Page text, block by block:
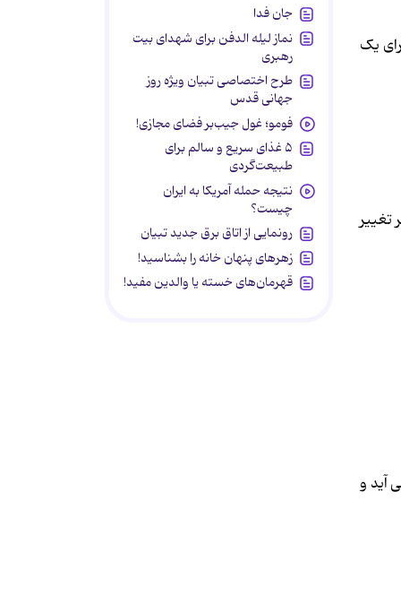
یک
تغییر
آید و
جان فدا
نماز لیله الدفن برای شهدای بیت
رهبری
طرح اختصاصی تبیان ویژه روز
جهانی قدس
فومو؛ غول جیب‌بر فضای مجازی!
۵ غذای سریع و سالم برای
طبیعت‌گردی
نتیجه حمله آمریکا به ایران
چیست؟
رونمایی از اتاق برق جدید تبیان
زهرهای پنهان خانه را بشناسید!
قهرمان‌های خسته یا والدین مفید!